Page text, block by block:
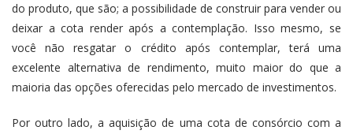
do produto, que são; a possibilidade de construir para vender ou
deixar a cota render após a contemplação. Isso mesmo, se
você não resgatar o crédito após contemplar, terá uma
excelente alternativa de rendimento, muito maior do que a
maioria das opções oferecidas pelo mercado de investimentos.
Por outro lado, a aquisição de uma cota de consórcio com a